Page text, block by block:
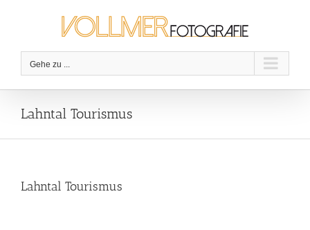
Gehe zu ...
Lahntal Tourismus
Lahntal Tourismus